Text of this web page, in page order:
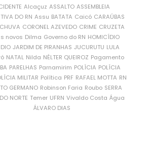
Alcaçuz ASSALTO ASSEMBLEIA
DO RN Assu BATATA Caicó CARAÚBAS
CORONEL AZEVEDO CRIME CRUZETA
novos Dilma Governo do RN HOMICÍDIO
JARDIM DE PIRANHAS JUCURUTU LULA
NATAL Nilda NÉLTER QUEIROZ Pagamento
PARELHAS Parnamirim POLÍCIA POLÍCIA
MILITAR Política PRF RAFAEL MOTTA RN
GERMANO Robinson Faria Roubo SERRA
NORTE Temer UFRN Vivaldo Costa Água
ÁLVARO DIAS